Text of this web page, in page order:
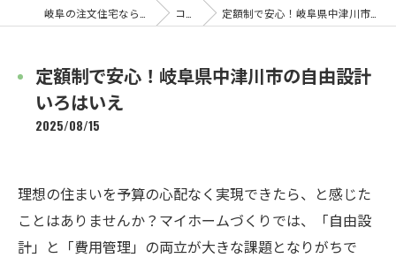
コラム 定額制で安心！岐阜県中津川市の自由設計いろはいえ
定額制で安心！岐阜県中津川市の自由設計
いろはいえ
2025/08/15
理想の住まいを予算の心配なく実現できたら、と感じた
ことはありませんか？マイホームづくりでは、「自由設
計」と「費用管理」の両立が大きな課題となりがちで